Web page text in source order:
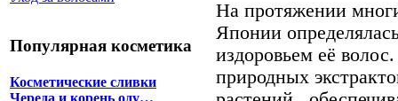
Популярная косметика
Косметические сливки
На протяжении
Японии
издоровьем её
природных